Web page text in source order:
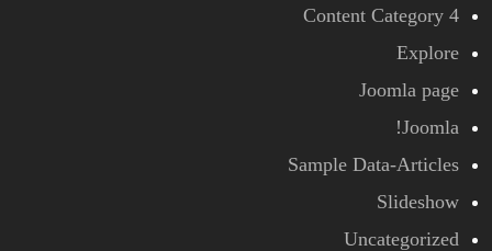
Content Category 4
Explore
Joomla page
Joomla!
Sample Data-Articles
Slideshow
Uncategorized